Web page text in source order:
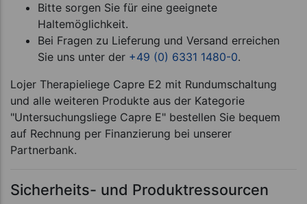
Bitte sorgen Sie für eine geeignete
Haltemöglichkeit.
Bei Fragen zu Lieferung und Versand erreichen
Sie uns unter der +49 (0) 6331 1480-0.
Lojer Therapieliege Capre E2 mit Rundumschaltung
und alle weiteren Produkte aus der Kategorie
"Untersuchungsliege Capre E" bestellen Sie bequem
auf Rechnung per Finanzierung bei unserer
Partnerbank.
Sicherheits- und Produktressourcen